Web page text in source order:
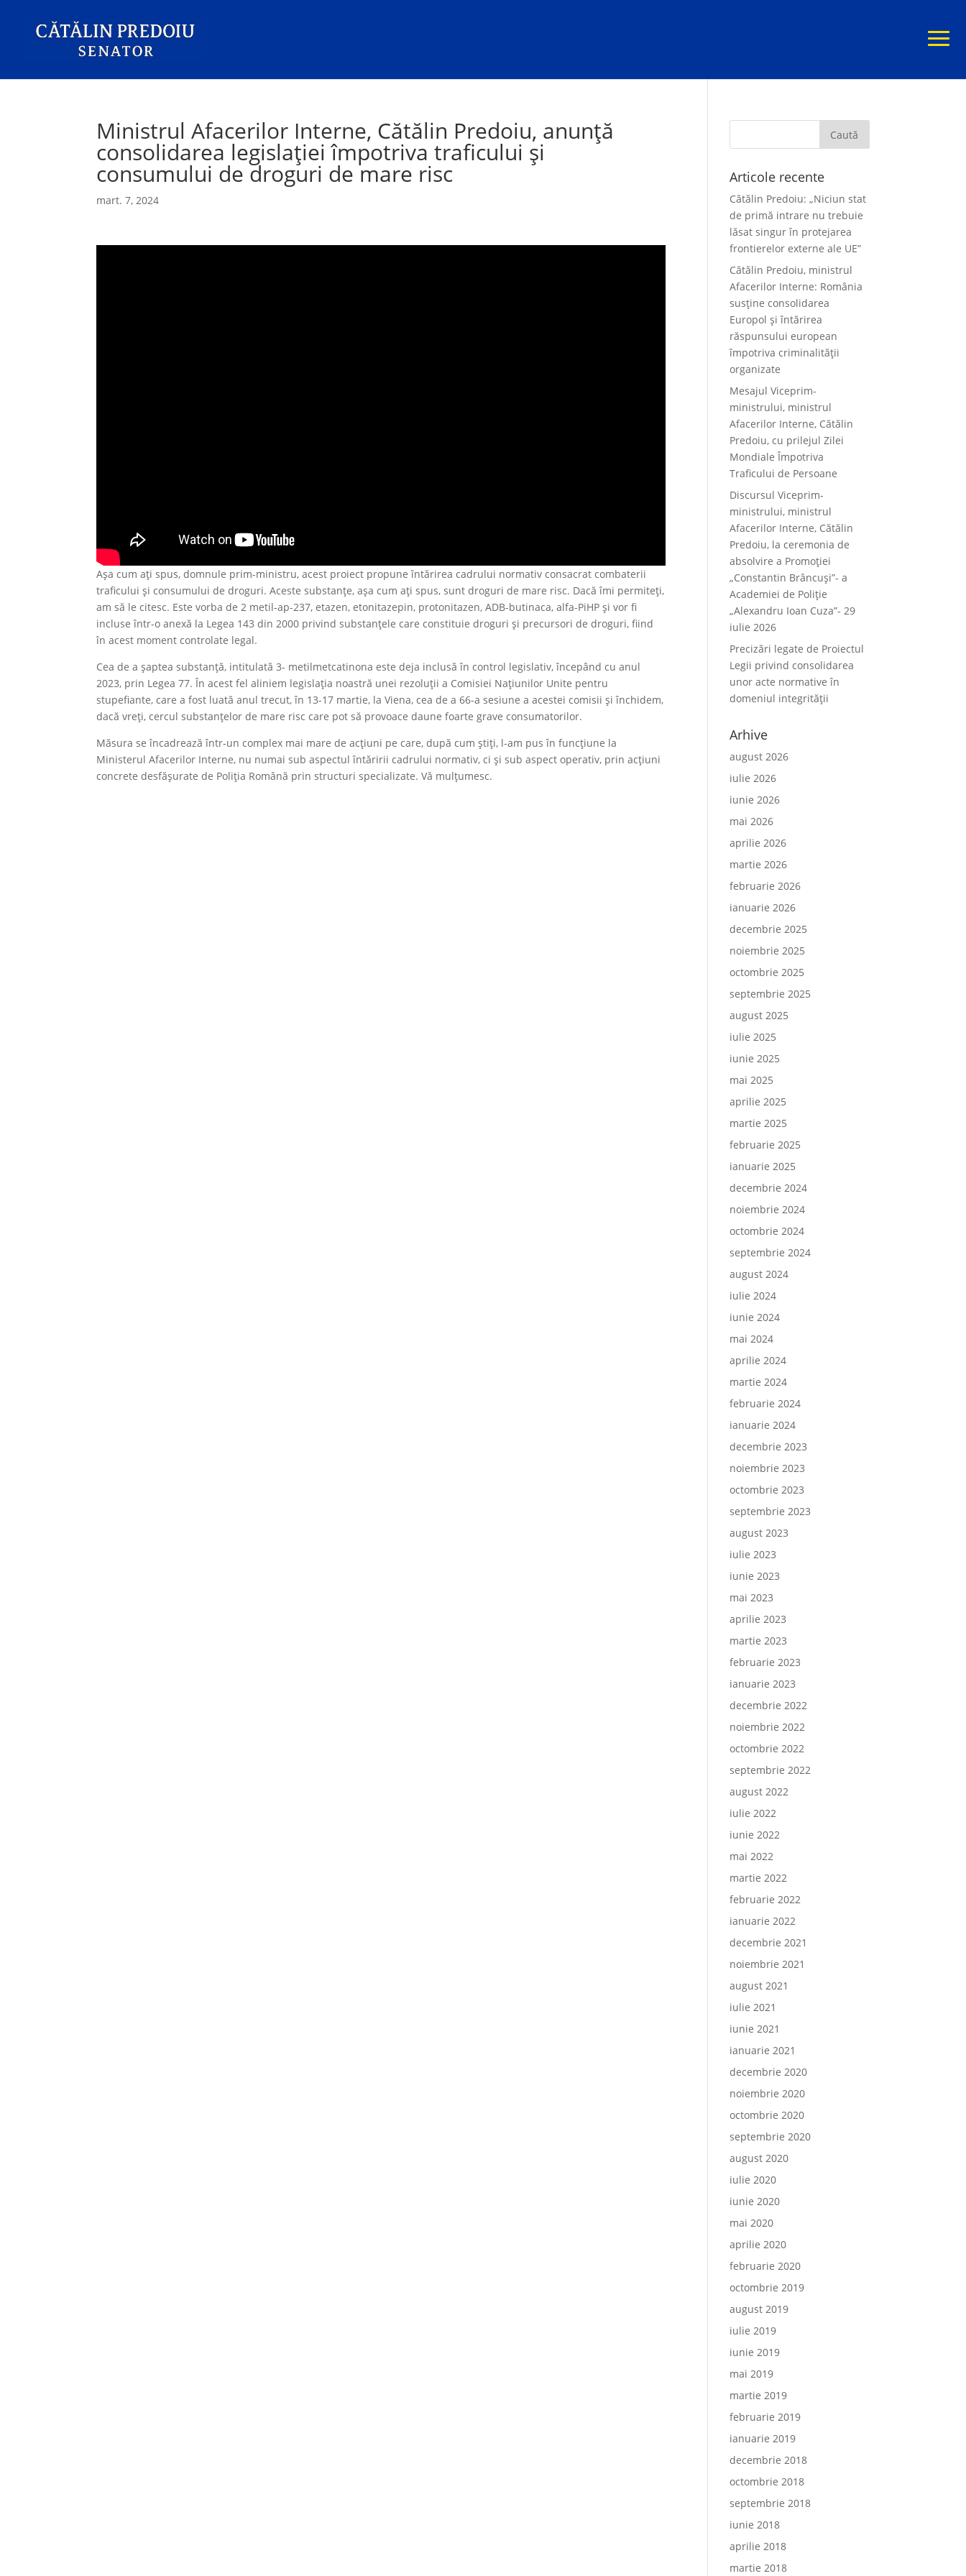
Ministrul Afacerilor Interne, Cătălin Predoiu, anunță
consolidarea legislației împotriva traficului și
consumului de droguri de mare risc
mart. 7, 2024
Așa cum ați spus, domnule prim-ministru, acest proiect propune întărirea cadrului normativ consacrat combaterii
traficului și consumului de droguri. Aceste substanțe, așa cum ați spus, sunt droguri de mare risc. Dacă îmi permiteți,
am să le citesc. Este vorba de 2 metil-ap-237, etazen, etonitazepin, protonitazen, ADB-butinaca, alfa-PiHP și vor fi
incluse într-o anexă la Legea 143 din 2000 privind substanțele care constituie droguri și precursori de droguri, fiind
în acest moment controlate legal.
Cea de a șaptea substanță, intitulată 3- metilmetcatinona este deja inclusă în control legislativ, începând cu anul
2023, prin Legea 77. În acest fel aliniem legislația noastră unei rezoluții a Comisiei Națiunilor Unite pentru
stupefiante, care a fost luată anul trecut, în 13-17 martie, la Viena, cea de a 66-a sesiune a acestei comisii și închidem,
dacă vreți, cercul substanțelor de mare risc care pot să provoace daune foarte grave consumatorilor.
Măsura se încadrează într-un complex mai mare de acțiuni pe care, după cum știți, l-am pus în funcțiune la
Ministerul Afacerilor Interne, nu numai sub aspectul întăririi cadrului normativ, ci și sub aspect operativ, prin acțiuni
concrete desfășurate de Poliția Română prin structuri specializate. Vă mulțumesc.
Articole recente
Cătălin Predoiu: „Niciun stat
de primă intrare nu trebuie
lăsat singur în protejarea
frontierelor externe ale UE”
Cătălin Predoiu, ministrul
Afacerilor Interne: România
susține consolidarea
Europol și întărirea
răspunsului european
împotriva criminalității
organizate
Mesajul Viceprim-
ministrului, ministrul
Afacerilor Interne, Cătălin
Predoiu, cu prilejul Zilei
Mondiale Împotriva
Traficului de Persoane
Discursul Viceprim-
ministrului, ministrul
Afacerilor Interne, Cătălin
Predoiu, la ceremonia de
absolvire a Promoției
„Constantin Brâncuși”- a
Academiei de Poliție
„Alexandru Ioan Cuza”- 29
iulie 2026
Precizări legate de Proiectul
Legii privind consolidarea
unor acte normative în
domeniul integrității
Arhive
august 2026
iulie 2026
iunie 2026
mai 2026
aprilie 2026
martie 2026
februarie 2026
ianuarie 2026
decembrie 2025
noiembrie 2025
octombrie 2025
septembrie 2025
august 2025
iulie 2025
iunie 2025
mai 2025
aprilie 2025
martie 2025
februarie 2025
ianuarie 2025
decembrie 2024
noiembrie 2024
octombrie 2024
septembrie 2024
august 2024
iulie 2024
iunie 2024
mai 2024
aprilie 2024
martie 2024
februarie 2024
ianuarie 2024
decembrie 2023
noiembrie 2023
octombrie 2023
septembrie 2023
august 2023
iulie 2023
iunie 2023
mai 2023
aprilie 2023
martie 2023
februarie 2023
ianuarie 2023
decembrie 2022
noiembrie 2022
octombrie 2022
septembrie 2022
august 2022
iulie 2022
iunie 2022
mai 2022
martie 2022
februarie 2022
ianuarie 2022
decembrie 2021
noiembrie 2021
august 2021
iulie 2021
iunie 2021
ianuarie 2021
decembrie 2020
noiembrie 2020
octombrie 2020
septembrie 2020
august 2020
iulie 2020
iunie 2020
mai 2020
aprilie 2020
februarie 2020
octombrie 2019
august 2019
iulie 2019
iunie 2019
mai 2019
martie 2019
februarie 2019
ianuarie 2019
decembrie 2018
octombrie 2018
septembrie 2018
iunie 2018
aprilie 2018
martie 2018